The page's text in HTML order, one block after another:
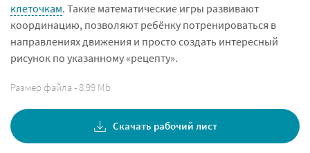
клеточкам. Такие математические игры развивают
координацию, позволяют ребёнку потренироваться в
направлениях движения и просто создать интересный
рисунок по указанному «рецепту».
Размер файла - 8.99 Mb
Скачать рабочий лист